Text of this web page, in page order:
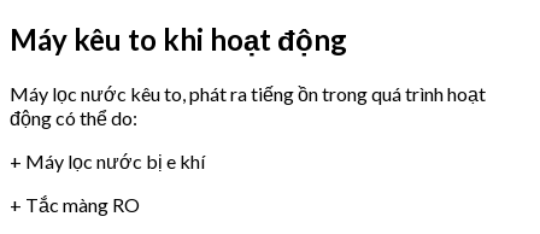
Máy kêu to khi hoạt động
Máy lọc nước kêu to, phát ra tiếng ồn trong quá trình hoạt
động có thể do:
+ Máy lọc nước bị e khí
+ Tắc màng RO